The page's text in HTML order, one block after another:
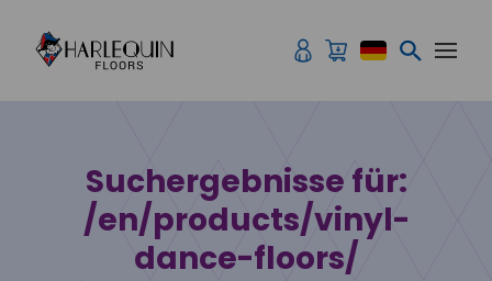
Suchergebnisse für:
/en/products/vinyl-
dance-floors/